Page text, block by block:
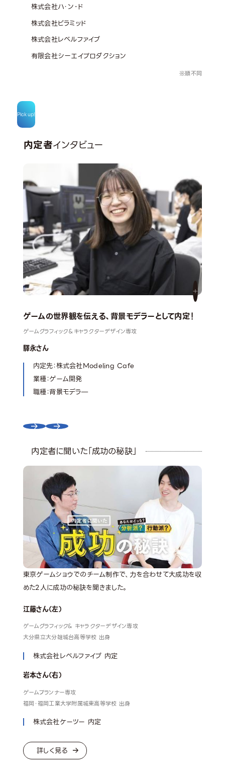
株式会社ハ・ン･ド
株式会社ピラミッド
株式会社レベルファイブ
有限会社シーエイプロダクション
※順不同
Pick up!
内定者インタビュー
ゲームの世界観を伝える、背景モデラーとして内定！
ゲームグラフィック＆キャラクターデザイン専攻
驛永さん
内定先：株式会社Modeling Cafe
業種：ゲーム開発
職種：背景モデラ―
内定者に聞いた「成功の秘訣」
東京ゲームショウでのチーム制作で、力を合わせて大成功を収
めた2人に成功の秘訣を聞きました。
江藤さん（左）
ゲームグラフィック& キャラクターデザイン専攻
大分県立大分雄城台高等学校 出身
株式会社レベルファイブ 内定
岩本さん（右）
ゲームプランナー専攻
福岡・福岡工業大学附属城東高等学校 出身
株式会社ケーツー 内定
詳しく見る